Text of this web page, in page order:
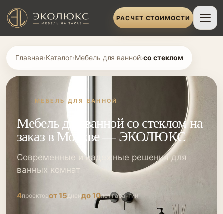
РАСЧЕТ СТОИМОСТИ
Главная›Каталог›Мебель для ванной›со стеклом
МЕБЕЛЬ ДЛЯ ВАННОЙ
Мебель для ванной со стеклом на
заказ в Москве — ЭКОЛЮКС
Современные и надежные решения для
ванных комнат
4проектовот 15 днейдо 10лет гарантии